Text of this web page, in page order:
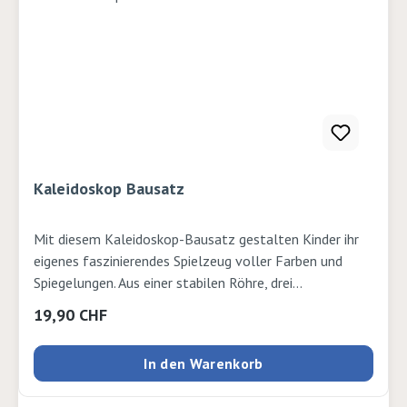
Kaleidoskop Bausatz
Mit diesem Kaleidoskop-Bausatz gestalten Kinder ihr
eigenes faszinierendes Spielzeug voller Farben und
Spiegelungen. Aus einer stabilen Röhre, drei
entsteht im Handumdrehen ein Kaleidoskop, das durch
Drehen immer neue, spannende Muster zeigt. Die
Aussenseite kann individuell bemalt und beklebt
Regulärer Preis:
19,90 CHF
In den Warenkorb